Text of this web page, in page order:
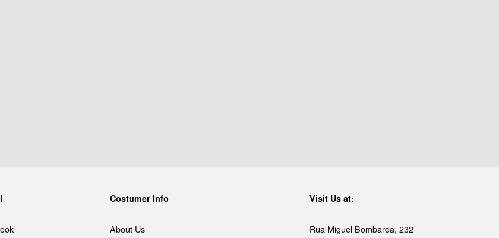
Costumer Info
About Us
Visit Us at:
Rua Miguel Bombarda, 232